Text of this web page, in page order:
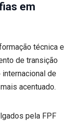
em
técnica e
de transição
de
acentuado.
pela FPF